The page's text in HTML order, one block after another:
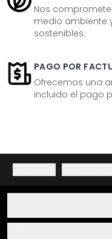
Nos
medio ambiente
sostenibles.
PAGO POR
Ofrecemos una
incluido el pago
·